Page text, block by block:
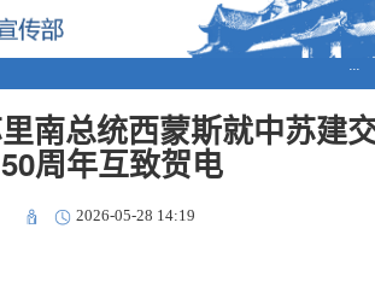
···
南总统西蒙斯就中苏建
50周年互致贺电
2026-05-28 14:19